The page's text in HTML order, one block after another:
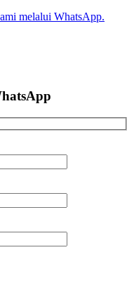
melalui WhatsApp.